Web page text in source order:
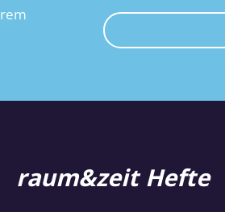
raum&zeit Hefte